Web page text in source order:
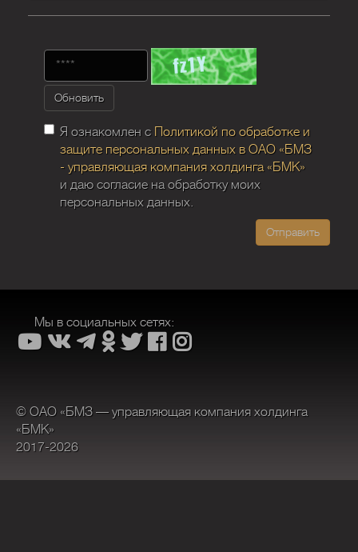
Обновить
Я ознакомлен с Политикой по обработке и
защите персональных данных в ОАО «БМЗ
- управляющая компания холдинга «БМК»
и даю согласие на обработку моих
персональных данных.
Отправить
Мы в социальных сетях:
© ОАО «БМЗ — управляющая компания холдинга
«БМК»
2017-2026